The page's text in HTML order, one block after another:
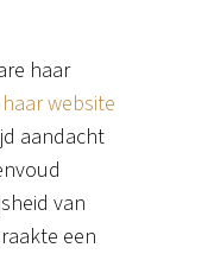
haar
website
aandacht
van
een